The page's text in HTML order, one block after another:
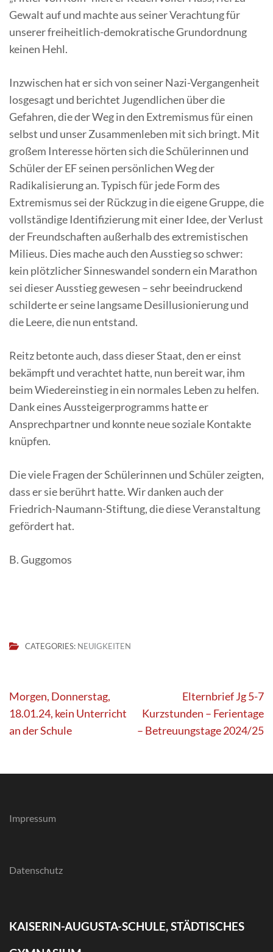
Gewalt auf und machte aus seiner Verachtung für
unserer freiheitlich-demokratische Grundordnung
keinen Hehl.
Inzwischen hat er sich von seiner Nazi-Vergangenheit
losgesagt und berichtet Jugendlichen über die
Gefahren, die der Weg in den Extremismus für einen
selbst und unser Zusammenleben mit sich bringt. Mit
großem Interesse hörten sich die Schülerinnen und
Schüler der EF seinen persönlichen Weg der
Radikalisierung an. Typisch für jede Form des
Extremismus sei der Rückzug in die eigene Gruppe, die
vollständige Identifizierung mit einer Idee, der Verlust
der Freundschaften außerhalb des extremistischen
Milieus. Dies mache auch den Ausstieg so schwer:
kein plötzlicher Sinneswandel sondern ein Marathon
sei dieser Ausstieg gewesen – sehr beeindruckend
schilderte er seine langsame Desillusionierung und
die Leere, die nun entstand.
Reitz betonte auch, dass dieser Staat, den er einst
bekämpft und verachtet hatte, nun bereit war, ihm
beim Wiedereinstieg in ein normales Leben zu helfen.
Dank eines Aussteigerprogramms hatte er
Ansprechpartner und konnte neue soziale Kontakte
knüpfen.
Die viele Fragen der Schülerinnen und Schüler zeigten,
dass er sie berührt hatte. Wir danken auch der
Friedrich-Naumann-Stiftung, die diese Veranstaltung
gefördert hat.
B. Guggomos
CATEGORIES: NEUIGKEITEN
Beitragsnavigation
Morgen, Donnerstag,
18.01.24, kein Unterricht
an der Schule
Elternbrief Jg 5-7
Kurzstunden – Ferientage
– Betreuungstage 2024/25
Impressum
Datenschutz
KAISERIN-AUGUSTA-SCHULE, STÄDTISCHES